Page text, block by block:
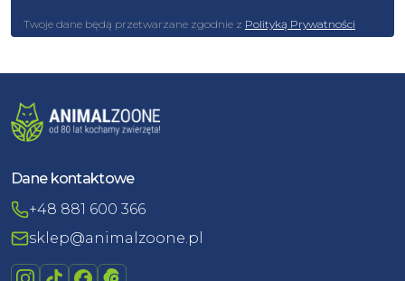
Twoje dane będą przetwarzane zgodnie z Polityką Prywatności
Dane kontaktowe
+48 881 600 366
sklep@animalzoone.pl